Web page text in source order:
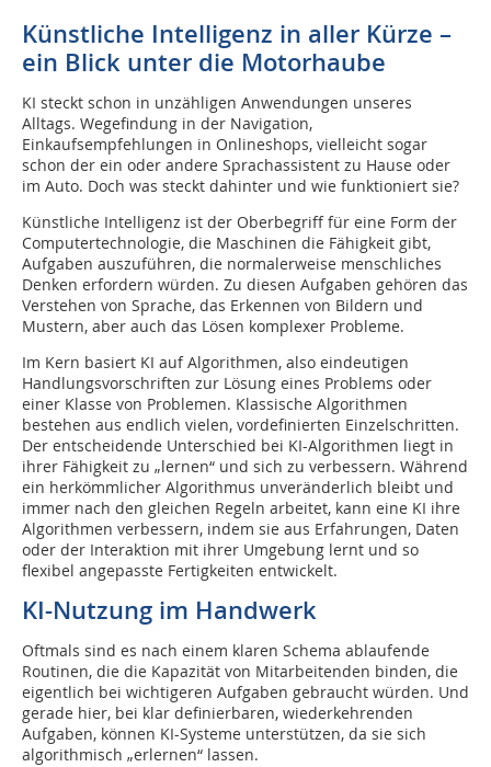
Künstliche Intelligenz in aller Kürze –
ein Blick unter die Motorhaube
KI steckt schon in unzähligen Anwendungen unseres
Alltags. Wegefindung in der Navigation,
Einkaufsempfehlungen in Onlineshops, vielleicht sogar
schon der ein oder andere Sprachassistent zu Hause oder
im Auto. Doch was steckt dahinter und wie funktioniert sie?
Künstliche Intelligenz ist der Oberbegriff für eine Form der
Computertechnologie, die Maschinen die Fähigkeit gibt,
Aufgaben auszuführen, die normalerweise menschliches
Denken erfordern würden. Zu diesen Aufgaben gehören das
Verstehen von Sprache, das Erkennen von Bildern und
Mustern, aber auch das Lösen komplexer Probleme.
Im Kern basiert KI auf Algorithmen, also eindeutigen
Handlungsvorschriften zur Lösung eines Problems oder
einer Klasse von Problemen. Klassische Algorithmen
bestehen aus endlich vielen, vordefinierten Einzelschritten.
Der entscheidende Unterschied bei KI-Algorithmen liegt in
ihrer Fähigkeit zu „lernen“ und sich zu verbessern. Während
ein herkömmlicher Algorithmus unveränderlich bleibt und
immer nach den gleichen Regeln arbeitet, kann eine KI ihre
Algorithmen verbessern, indem sie aus Erfahrungen, Daten
oder der Interaktion mit ihrer Umgebung lernt und so
flexibel angepasste Fertigkeiten entwickelt.
KI-Nutzung im Handwerk
Oftmals sind es nach einem klaren Schema ablaufende
Routinen, die die Kapazität von Mitarbeitenden binden, die
eigentlich bei wichtigeren Aufgaben gebraucht würden. Und
gerade hier, bei klar definierbaren, wiederkehrenden
Aufgaben, können KI-Systeme unterstützen, da sie sich
algorithmisch „erlernen“ lassen.